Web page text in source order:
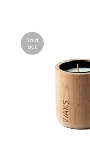
Sold
out